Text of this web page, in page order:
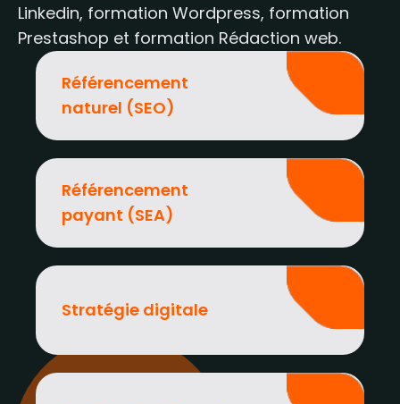
Linkedin, formation Wordpress, formation
Prestashop et formation Rédaction web.
Référencement
naturel (SEO)
Référencement
payant (SEA)
Stratégie digitale